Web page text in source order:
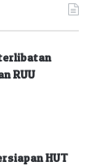
RUU
HUT